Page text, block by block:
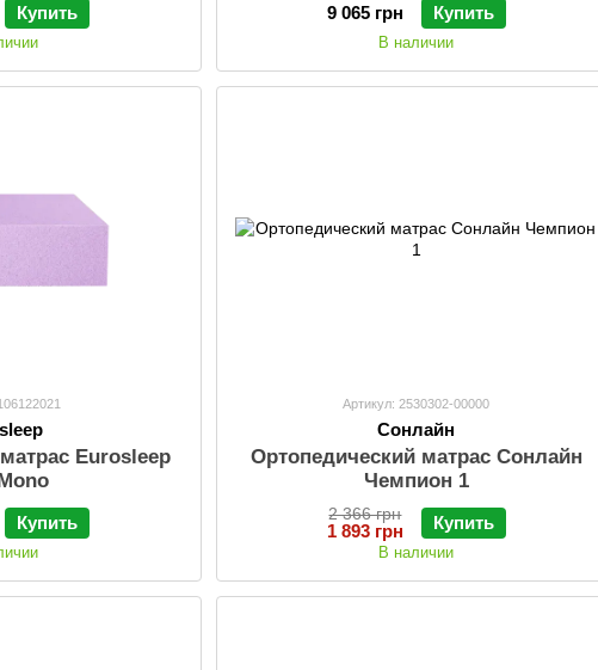
Купить 9 065 грн Купить
В наличии
Eurosleep
Купить
Артикул: 2530302-00000
Сонлайн
Ортопедический матрас Сонлайн
Чемпион 1
2 366 грн
1 893 грн Купить
В наличии